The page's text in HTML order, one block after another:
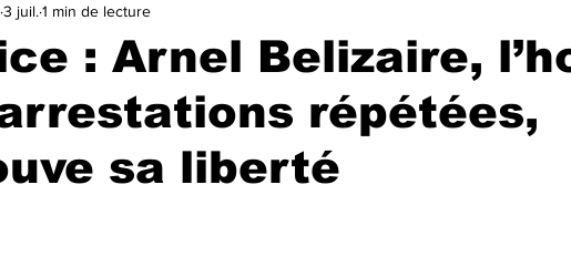
: Arnel Belizaire,
répétées,
sa liberté
3 juil. 1 min de lecture